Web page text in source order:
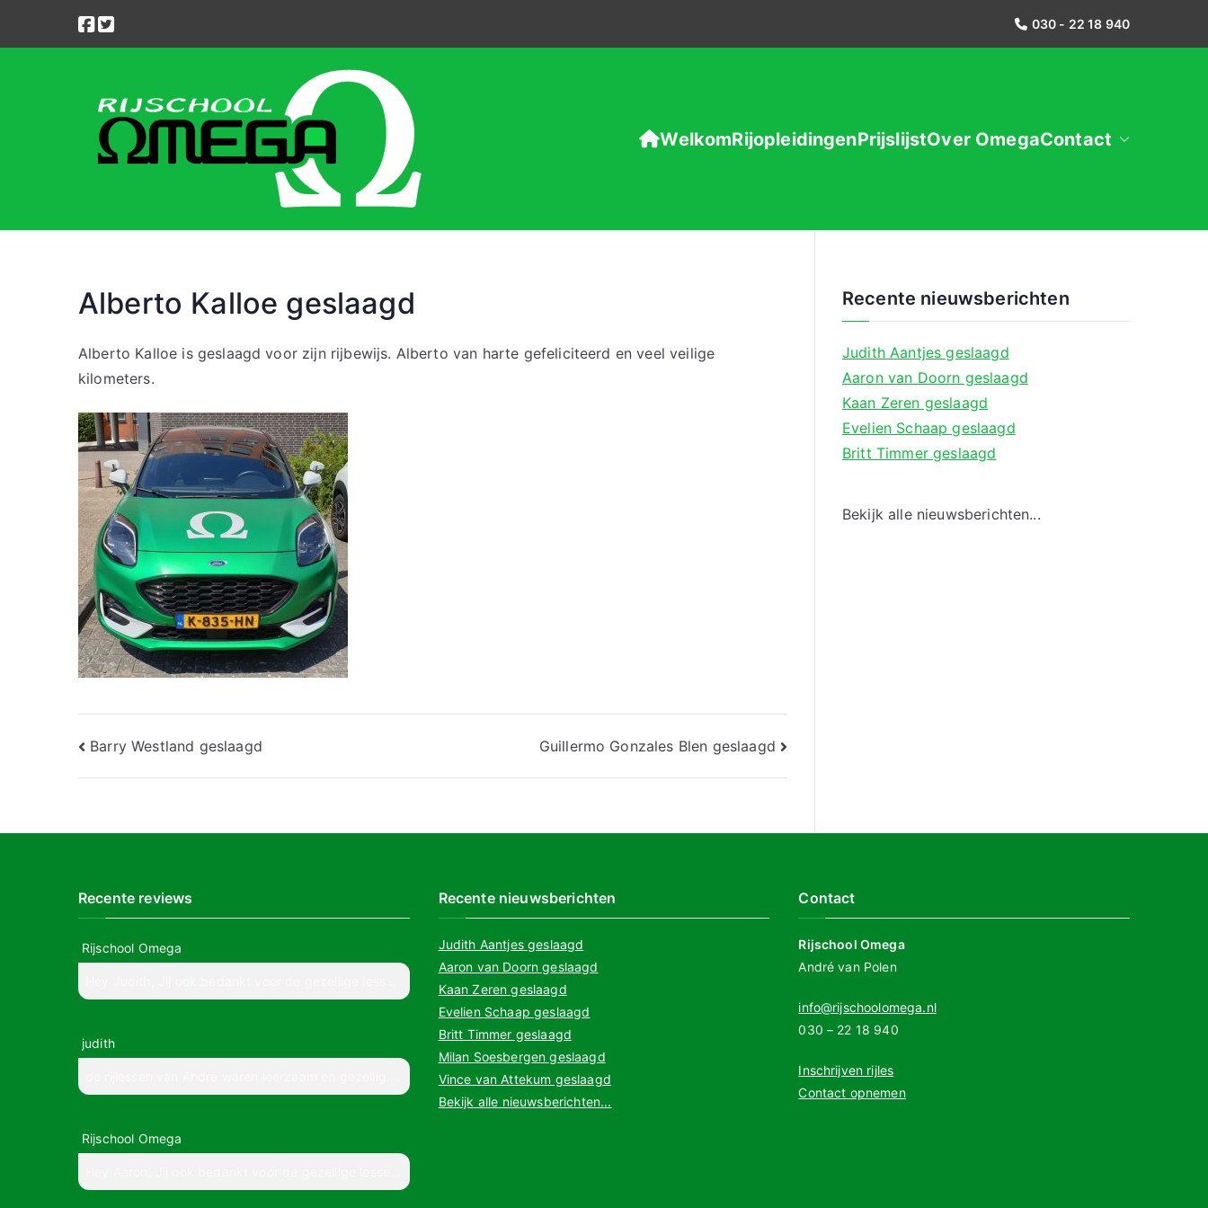
030 - 22 18 940
Rijschool Omega
WelkomRijopleidingenPrijslijstOver OmegaContact
Alberto Kalloe geslaagd
Alberto Kalloe is geslaagd voor zijn rijbewijs. Alberto van harte gefeliciteerd en veel veilige
kilometers.
Bericht
navigatie
Barry Westland geslaagd Guillermo Gonzales Blen geslaagd
Recente nieuwsberichten
Judith Aantjes geslaagd
Aaron van Doorn geslaagd
Kaan Zeren geslaagd
Evelien Schaap geslaagd
Britt Timmer geslaagd
Bekijk alle nieuwsberichten...
Recente reviews
Rijschool Omega
judith
Rijschool Omega
Recente nieuwsberichten
Judith Aantjes geslaagd
Aaron van Doorn geslaagd
Kaan Zeren geslaagd
Evelien Schaap geslaagd
Britt Timmer geslaagd
Milan Soesbergen geslaagd
Vince van Attekum geslaagd
Bekijk alle nieuwsberichten...
Contact
Rijschool Omega
André van Polen
info@rijschoolomega.nl
030 – 22 18 940
Inschrijven rijles
Contact opnemen